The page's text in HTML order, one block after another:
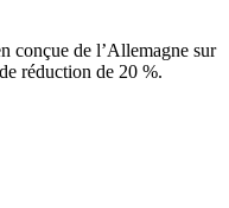
conçue de l’Allemagne sur
réduction de 20 %.